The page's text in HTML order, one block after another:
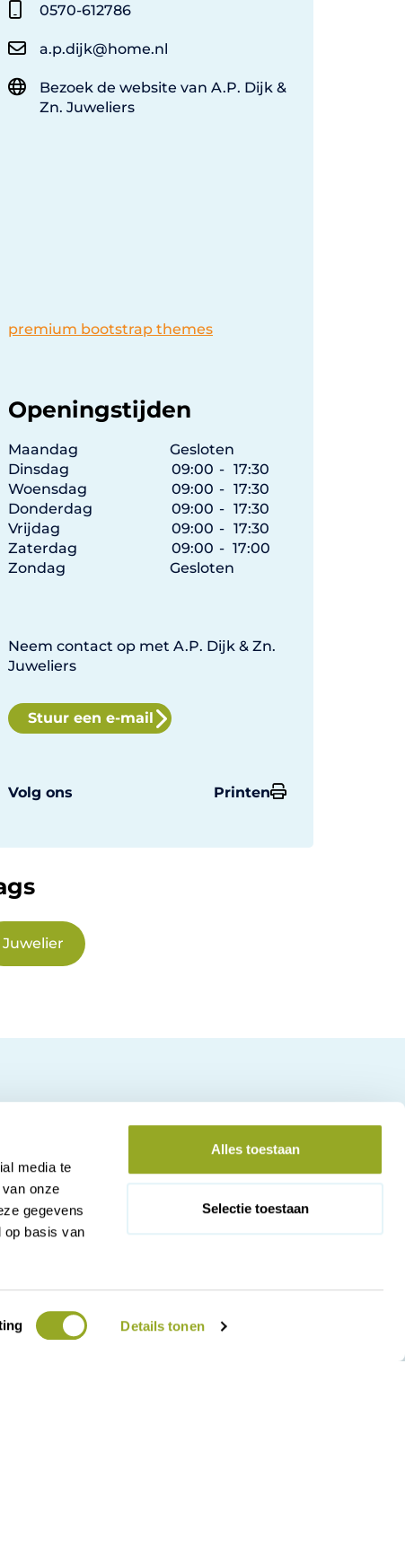
media te
onze
gegevens
op basis van
Details tonen
Alles toestaan
Selectie toestaan
0570-612786
a.p.dijk@home.nl
Bezoek de website van A.P. Dijk &
Zn. Juweliers
premium bootstrap themes
Openingstijden
Maandag
Gesloten
Dinsdag
09:00 - 17:30
Woensdag
09:00 - 17:30
Donderdag
09:00 - 17:30
Vrijdag
09:00 - 17:30
Zaterdag
09:00 - 17:00
Zondag
Gesloten
Neem contact op met A.P. Dijk & Zn.
Juweliers
Stuur een e-mail
Volg ons Printen
Juwelier